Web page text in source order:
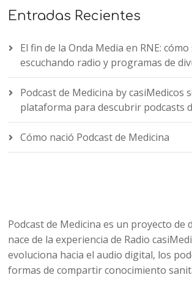
Entradas Recientes
El fin de la Onda Media en RNE:
escuchando radio y programas de
Podcast de Medicina by casiMedicos
plataforma para descubrir podcasts
Cómo nació Podcast de Medicina
Podcast de Medicina es un proyecto de
nace de la experiencia de Radio
evoluciona hacia el audio digital, los
formas de compartir conocimiento